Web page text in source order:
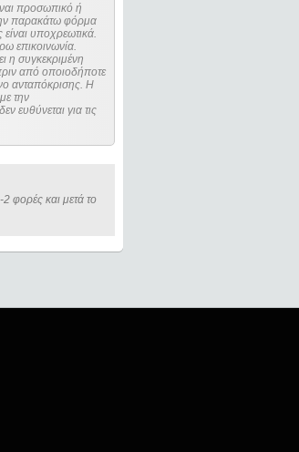
προσωπικό ή
παρακάτω φόρμα
υποχρεωτικά.
επικοινωνία.
η συγκεκριμένη
ανταπόκρισης. Η
την
ευθύνεται για τις
φορές και μετά το